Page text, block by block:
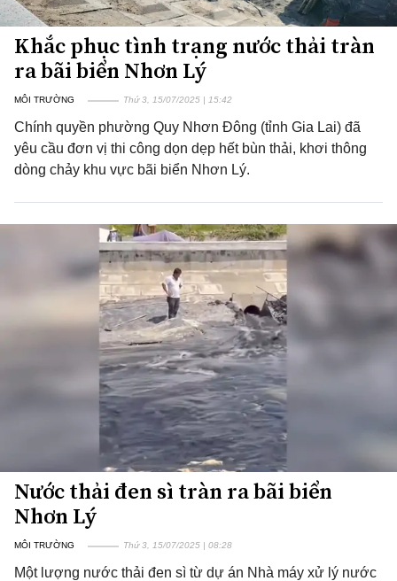
Khắc phục tình trạng nước thải tràn
ra bãi biển Nhơn Lý
MÔI TRƯỜNG Thứ 3, 15/07/2025 | 15:42
Chính quyền phường Quy Nhơn Đông (tỉnh Gia Lai) đã
yêu cầu đơn vị thi công dọn dẹp hết bùn thải, khơi thông
dòng chảy khu vực bãi biển Nhơn Lý.
Nước thải đen sì tràn ra bãi biển
Nhơn Lý
MÔI TRƯỜNG Thứ 3, 15/07/2025 | 08:28
Một lượng nước thải đen sì từ dự án Nhà máy xử lý nước